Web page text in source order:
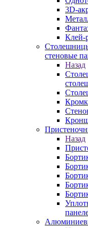
3D-
Клей-
стеновые
Назад
Назад